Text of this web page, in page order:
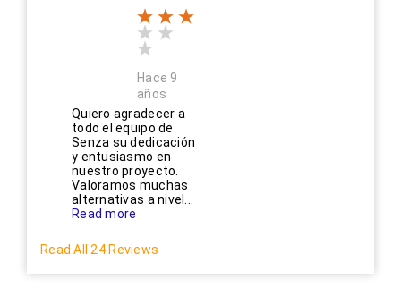
Hace 9
años
Quiero agradecer a
todo el equipo de
Senza su dedicación
y entusiasmo en
nuestro proyecto.
Valoramos muchas
alternativas a nivel...
Read more
Read All 24 Reviews